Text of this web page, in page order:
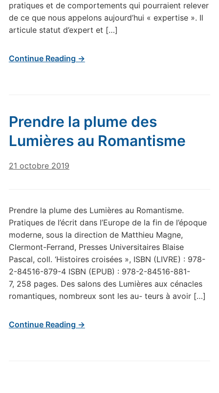
pratiques et de comportements qui pourraient relever
de ce que nous appelons aujourd’hui « expertise ». Il
articule statut d’expert et […]
Continue Reading →
Prendre la plume des
Lumières au Romantisme
21 octobre 2019
Prendre la plume des Lumières au Romantisme.
Pratiques de l’écrit dans l’Europe de la fin de l’époque
moderne, sous la direction de Matthieu Magne,
Clermont-Ferrand, Presses Universitaires Blaise
Pascal, coll. ‘Histoires croisées », ISBN (LIVRE) : 978-
2-84516-879-4 ISBN (EPUB) : 978-2-84516-881-
7, 258 pages. Des salons des Lumières aux cénacles
romantiques, nombreux sont les au- teurs à avoir […]
Continue Reading →